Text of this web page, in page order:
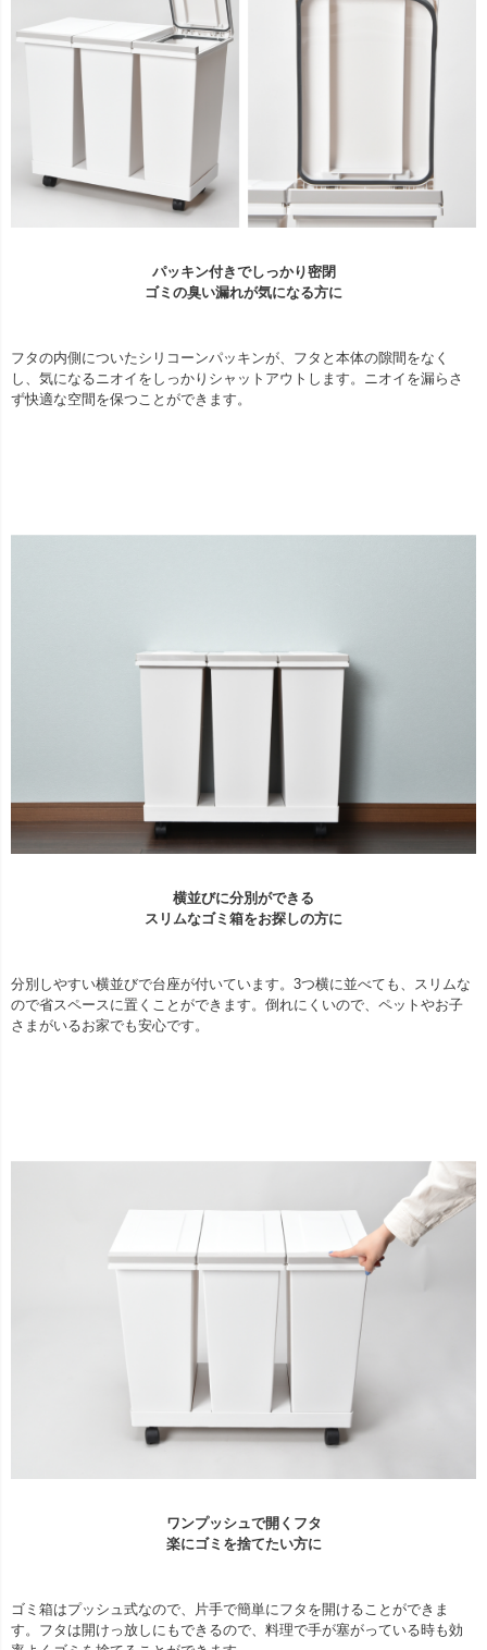
パッキン付きでしっかり密閉
ゴミの臭い漏れが気になる方に
フタの内側についたシリコーンパッキンが、フタと本体の隙間をなく
し、気になるニオイをしっかりシャットアウトします。ニオイを漏らさ
ず快適な空間を保つことができます。
横並びに分別ができる
スリムなゴミ箱をお探しの方に
分別しやすい横並びで台座が付いています。3つ横に並べても、スリムな
ので省スペースに置くことができます。倒れにくいので、ペットやお子
さまがいるお家でも安心です。
ワンプッシュで開くフタ
楽にゴミを捨てたい方に
ゴミ箱はプッシュ式なので、片手で簡単にフタを開けることができま
す。フタは開けっ放しにもできるので、料理で手が塞がっている時も効